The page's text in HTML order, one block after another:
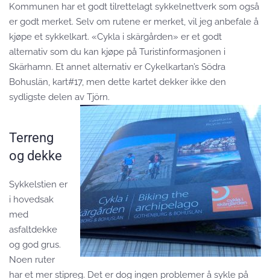
Kommunen har et godt tilrettelagt sykkelnettverk som også
er godt merket. Selv om rutene er merket, vil jeg anbefale å
kjøpe et sykkelkart. «Cykla i skärgården» er et godt
alternativ som du kan kjøpe på Turistinformasjonen i
Skärhamn. Et annet alternativ er Cykelkartan’s Södra
Bohuslän, kart#17, men dette kartet dekker ikke den
sydligste delen av Tjörn.
Terreng
og dekke
Sykkelstien er
i hovedsak
med
asfaltdekke
og god grus.
Noen ruter
har et mer stipreg. Det er dog ingen problemer å sykle på